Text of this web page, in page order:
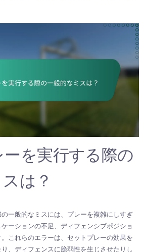
を実行する際の
は？
一般的なミスには、プレーを複雑にしすぎ
ーションの不足、ディフェンシブポジショ
これらのエラーは、セットプレーの効果を
、ディフェンスに脆弱性を生じさせたりし